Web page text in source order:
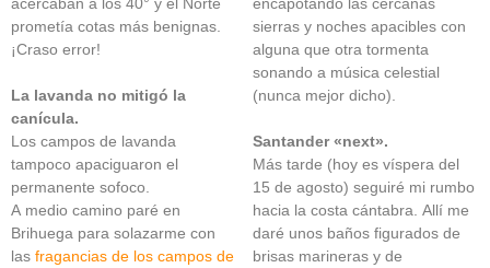
prometía cotas más benignas.
¡Craso error!
La lavanda no mitigó la
canícula.
Los campos de lavanda
tampoco apaciguaron el
permanente sofoco.
A medio camino paré en
Brihuega para solazarme con
las fragancias de los campos de
sierras y noches apacibles con
alguna que otra tormenta
sonando a música celestial
(nunca mejor dicho).
Santander «next».
Más tarde (hoy es víspera del
15 de agosto) seguiré mi rumbo
hacia la costa cántabra. Allí me
daré unos baños figurados de
brisas marineras y de